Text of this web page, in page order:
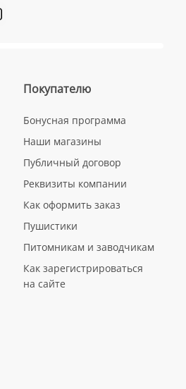
Покупателю
Бонусная программа
Наши магазины
Публичный договор
Реквизиты компании
Как оформить заказ
Пушистики
Питомникам и заводчикам
Как зарегистрироваться
на сайте